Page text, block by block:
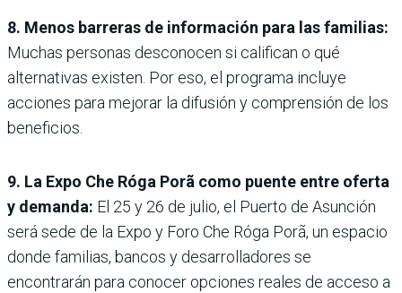
8. Menos barreras de información para las familias:
Muchas personas desconocen si califican o qué
alternativas existen. Por eso, el programa incluye
acciones para mejorar la difusión y comprensión de los
beneficios.
9. La Expo Che Róga Porã como puente entre oferta
y demanda: El 25 y 26 de julio, el Puerto de Asunción
será sede de la Expo y Foro Che Róga Porã, un espacio
donde familias, bancos y desarrolladores se
encontrarán para conocer opciones reales de acceso a